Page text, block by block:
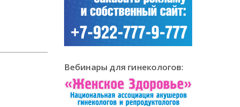
Вебинары для гинекологов: